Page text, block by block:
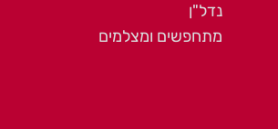
נדל"ן
מתחפשים ומצלמים